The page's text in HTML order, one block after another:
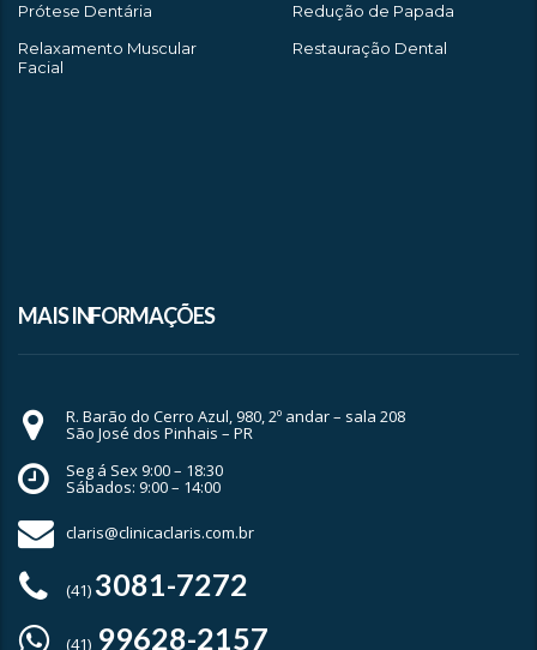
Prótese Dentária
Redução de Papada
Relaxamento Muscular
Facial
Restauração Dental
MAIS INFORMAÇÕES
R. Barão do Cerro Azul, 980, 2º andar – sala 208
São José dos Pinhais – PR
Seg á Sex 9:00 – 18:30
Sábados: 9:00 – 14:00
claris@clinicaclaris.com.br
(41) 3081-7272
(41) 99628-2157